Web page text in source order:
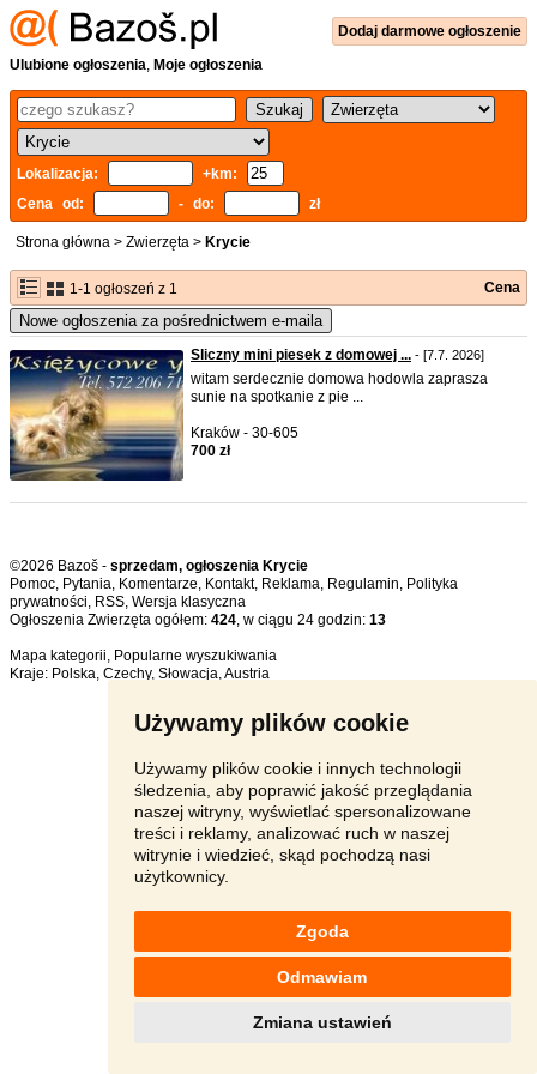
Używamy plików cookie
Używamy plików cookie i innych technologii
śledzenia, aby poprawić jakość przeglądania
naszej witryny, wyświetlać spersonalizowane
treści i reklamy, analizować ruch w naszej
witrynie i wiedzieć, skąd pochodzą nasi
użytkownicy.
Zgoda
Odmawiam
Zmiana ustawień
Dodaj darmowe ogłoszenie
Ulubione ogłoszenia, Moje ogłoszenia
Lokalizacja:
+km:
Cena od:
- do: zł
Strona główna > Zwierzęta > Krycie
1-1 ogłoszeń z 1 Cena
Nowe ogłoszenia za pośrednictwem e-maila
Sliczny mini piesek z domowej ... - [7.7. 2026]
witam serdecznie domowa hodowla zaprasza
sunie na spotkanie z pie ...
Kraków - 30-605
700 zł
©2026 Bazoš - sprzedam, ogłoszenia Krycie
Pomoc, Pytania, Komentarze, Kontakt, Reklama, Regulamin, Polityka
prywatności, RSS,
Ogłoszenia Zwierzęta ogółem: 424, w ciągu 24 godzin: 13
Mapa kategorii, Popularne wyszukiwania
Kraje: Polska, Czechy, Słowacja,Austria